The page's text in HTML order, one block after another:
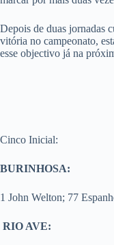
Depois de duas jornadas
vitória no campeonato,
esse objectivo já na
Cinco Inicial:
BURINHOSA:
1 John Welton; 77
RIO AVE: